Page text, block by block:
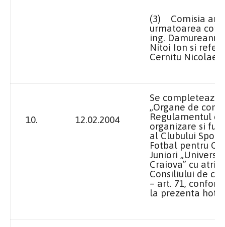
(3) Comisia are
urmatoarea
ing. Damureanu
Nitoi Ion si
Cernitu Nicolae.
10. 12.02.2004
Se completeaza
„Organe de
Regulamentul de
organizare si
al Clubului
Fotbal pentru
Juniori
Craiova” cu
Consiliului de
– art. 71,
la prezenta